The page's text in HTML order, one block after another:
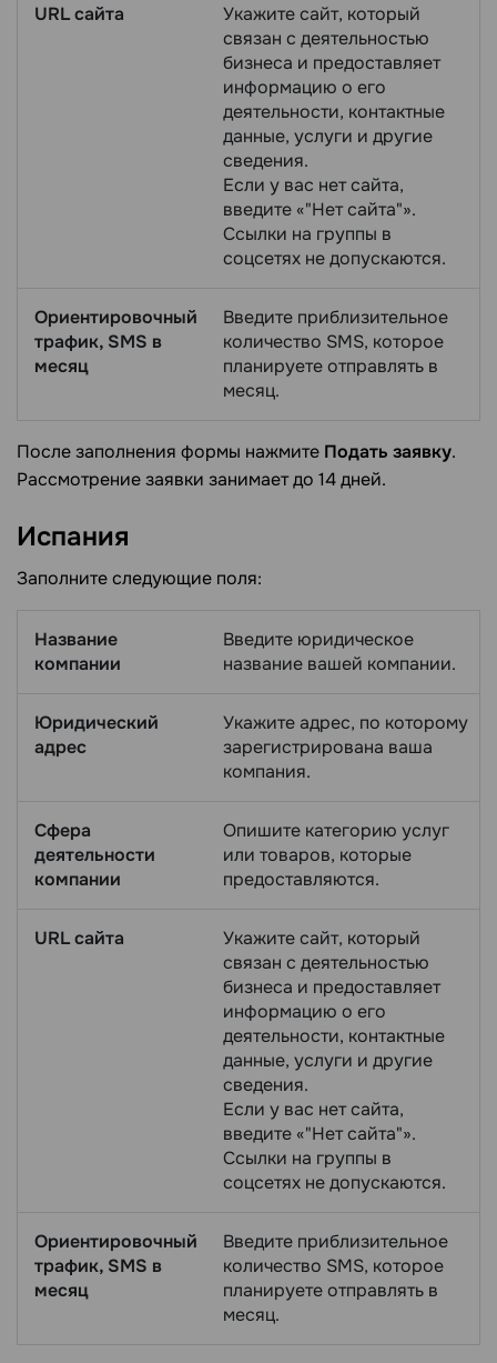
URL сайта
Укажите сайт, который
связан с деятельностью
бизнеса и предоставляет
информацию о его
деятельности, контактные
данные, услуги и другие
сведения.
Если у вас нет сайта,
введите «"Нет сайта"».
Ссылки на группы в
соцсетях не допускаются.
Ориентировочный
трафик, SMS в
месяц
Введите приблизительное
количество SMS, которое
планируете отправлять в
месяц.
После заполнения формы нажмите Подать заявку.
Рассмотрение заявки занимает до 14 дней.
Испания
Заполните следующие поля:
Название
компании
Введите юридическое
название вашей компании.
Юридический
адрес
Укажите адрес, по которому
зарегистрирована ваша
компания.
Сфера
деятельности
компании
Опишите категорию услуг
или товаров, которые
предоставляются.
URL сайта
Укажите сайт, который
связан с деятельностью
бизнеса и предоставляет
информацию о его
деятельности, контактные
данные, услуги и другие
сведения.
Если у вас нет сайта,
введите «"Нет сайта"».
Ссылки на группы в
соцсетях не допускаются.
Ориентировочный
трафик, SMS в
месяц
Введите приблизительное
количество SMS, которое
планируете отправлять в
месяц.